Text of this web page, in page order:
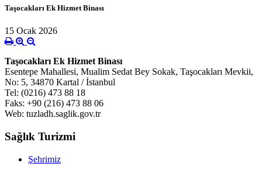
Taşocakları Ek Hizmet Binası
15 Ocak 2026
Taşocakları Ek Hizmet Binası
Esentepe Mahallesi, Mualim Sedat Bey Sokak, Taşocakları Mevkii,
No: 5, 34870 Kartal / İstanbul
Tel: (0216) 473 88 18
Faks: +90 (216) 473 88 06
Web: tuzladh.saglik.gov.tr
Sağlık Turizmi
Şehrimiz